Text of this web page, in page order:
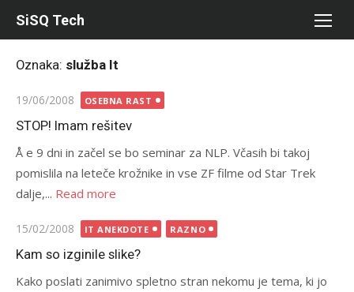
SiSQ Tech
Oznaka: služba It
Posted
on
19/06/2008 OSEBNA RAST
STOP! Imam rešitev
Å e 9 dni in začel se bo seminar za NLP. Včasih bi takoj
pomislila na leteče krožnike in vse ZF filme od Star Trek
dalje,... Read more
Posted
on
15/02/2008 IT ANEKDOTE RAZNO
Kam so izginile slike?
Kako poslati zanimivo spletno stran nekomu je tema, ki jo